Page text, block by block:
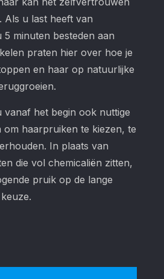
u last heeft van
minuten besteden aan
praten hier over hoe je
en haar op natuurlijke
vanaf het begin ook nuttige
om haarpruiken te kiezen, te
In plaats van
die vol chemicaliën zitten,
pruik op de lange